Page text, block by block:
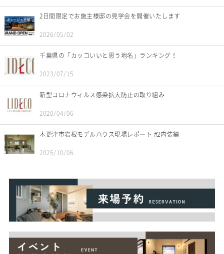
2日間限定でお施主様邸の見学会を開催いたします
2026/05/02
千葉県の「カッコいいと思う地名」ランキング！
2023/07/15
新型コロナウィルス感染拡大防止の取り組み
2020/04/06
木更津市岩根モデルハウス現場レポート #2内装編
2025/10/06